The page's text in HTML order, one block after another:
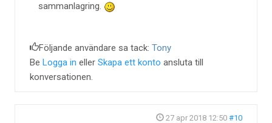
sammanlagring.
Följande användare sa tack: Tony
Be Logga in eller Skapa ett konto ansluta till
konversationen.
27 apr 2018 12:50 #10